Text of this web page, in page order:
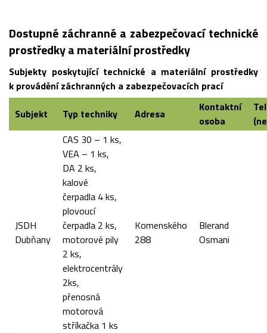
Dostupné záchranné a zabezpečovací technické
prostředky a materiální prostředky
Subjekty poskytující technické a materiální prostředky
k provádění záchranných a zabezpečovacích prací
Subjekt
Typ techniky Adresa
Kontaktní
osoba
JSDH
Dubňany
CAS 30 – 1 ks,
VEA – 1 ks,
DA 2 ks,
kalové
čerpadla 4 ks,
plovoucí
čerpadla 2 ks,
motorové pily
2 ks,
elektrocentrály
2ks,
přenosná
motorová
stříkačka 1 ks
Komenského
288
Blerand
Osmani